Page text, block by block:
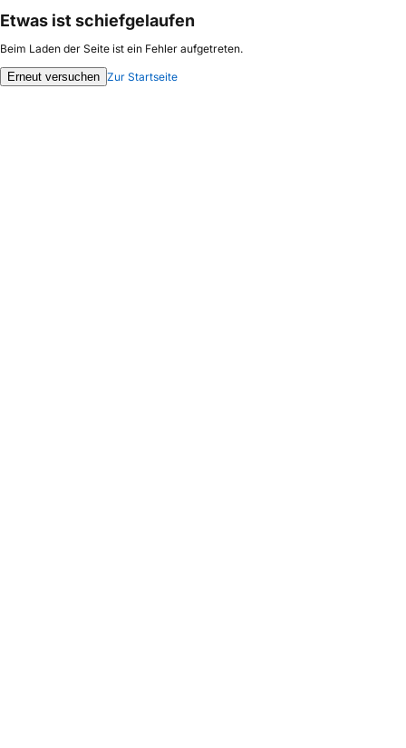
Etwas ist schiefgelaufen
Beim Laden der Seite ist ein Fehler aufgetreten.
Erneut versuchen Zur Startseite